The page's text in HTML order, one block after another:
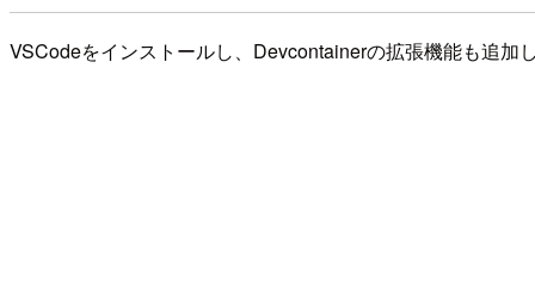
VSCodeをインストールし、Devcontainerの拡張機能も追加し